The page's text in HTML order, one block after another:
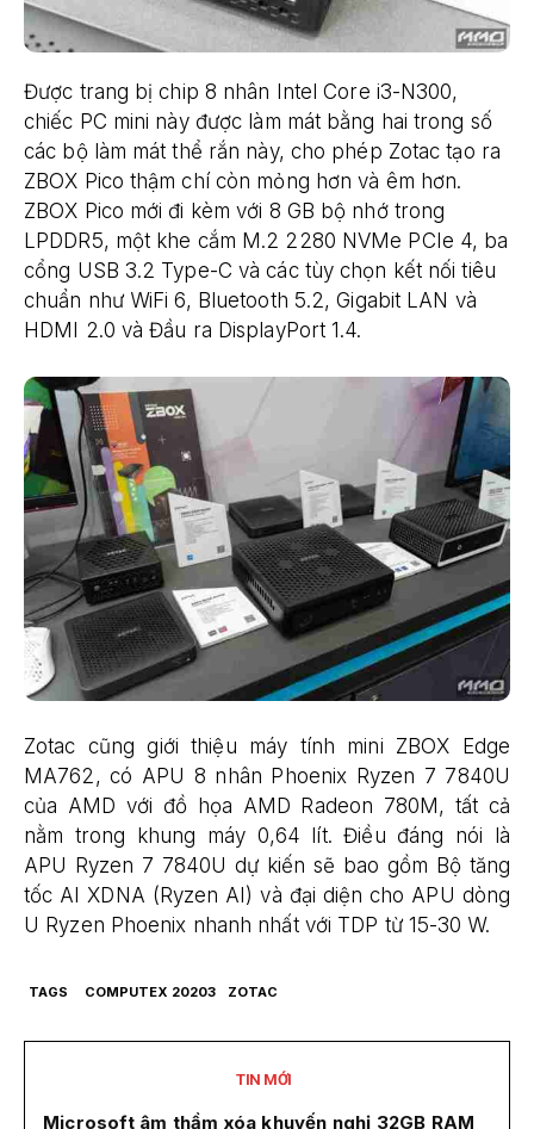
Được trang bị chip 8 nhân Intel Core i3-N300,
chiếc PC mini này được làm mát bằng hai trong số
các bộ làm mát thể rắn này, cho phép Zotac tạo ra
ZBOX Pico thậm chí còn mỏng hơn và êm hơn.
ZBOX Pico mới đi kèm với 8 GB bộ nhớ trong
LPDDR5, một khe cắm M.2 2280 NVMe PCIe 4, ba
cổng USB 3.2 Type-C và các tùy chọn kết nối tiêu
chuẩn như WiFi 6, Bluetooth 5.2, Gigabit LAN và
HDMI 2.0 và Đầu ra DisplayPort 1.4.
Zotac cũng giới thiệu máy tính mini ZBOX Edge
MA762, có APU 8 nhân Phoenix Ryzen 7 7840U
của AMD với đồ họa AMD Radeon 780M, tất cả
nằm trong khung máy 0,64 lít. Điều đáng nói là
APU Ryzen 7 7840U dự kiến sẽ bao gồm Bộ tăng
tốc AI XDNA (Ryzen AI) và đại diện cho APU dòng
U Ryzen Phoenix nhanh nhất với TDP từ 15-30 W.
TAGS COMPUTEX 20203 ZOTAC
TIN MỚI
Microsoft âm thầm xóa khuyến nghị 32GB RAM